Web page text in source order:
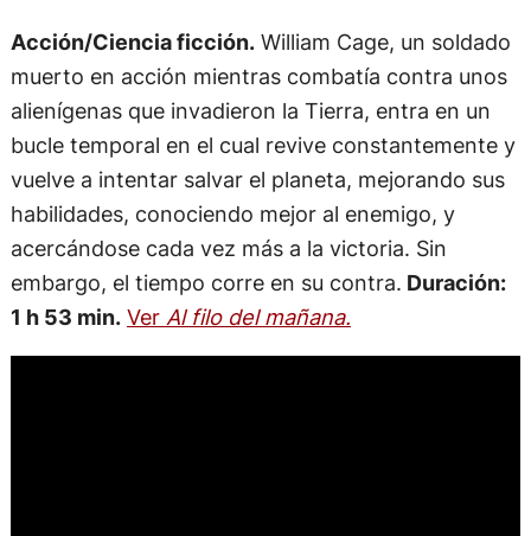
Acción/Ciencia ficción.William Cage, un soldado
muerto en acción mientras combatía contra unos
alienígenas que invadieron la Tierra, entra en un
bucle temporal en el cual revive constantemente y
vuelve a intentar salvar el planeta, mejorando sus
habilidades, conociendo mejor al enemigo, y
acercándose cada vez más a la victoria. Sin
embargo, el tiempo corre en su contra. Duración:
1 h 53 min. Ver Al filo del mañana.